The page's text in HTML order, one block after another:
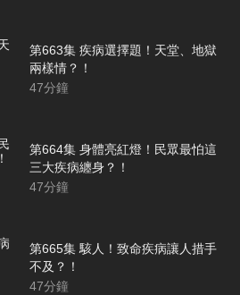
第663集 疾病選擇題！天堂、地獄
兩樣情？！
47分鐘
第664集 身體亮紅燈！民眾最怕這
三大疾病纏身？！
47分鐘
第665集 駭人！致命疾病讓人措手
不及？！
47分鐘